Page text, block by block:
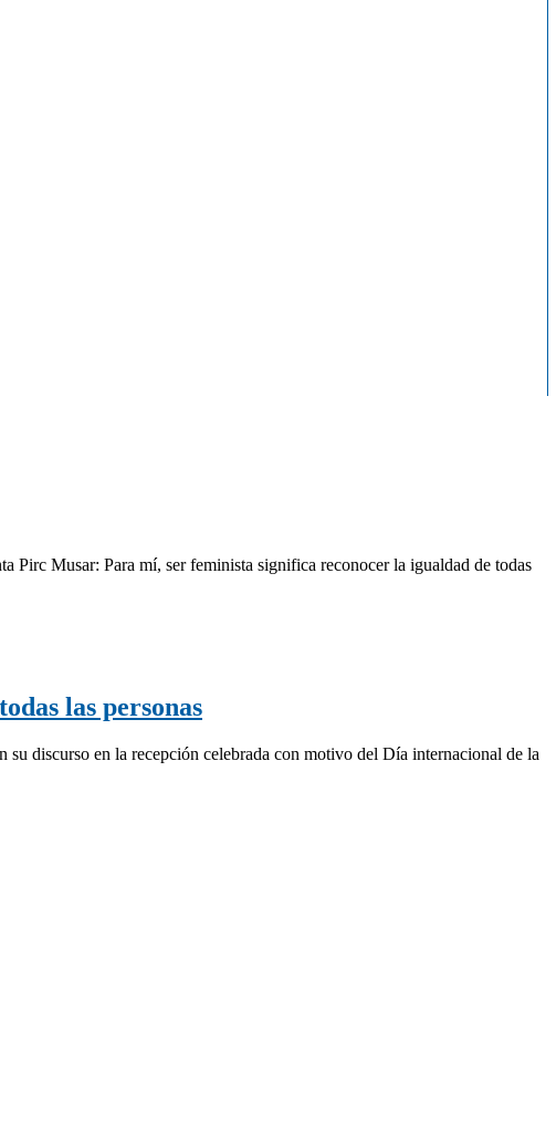
Pirc Musar: Para mí, ser feminista significa reconocer la igualdad de todas
las personas
discurso en la recepción celebrada con motivo del Día internacional de la